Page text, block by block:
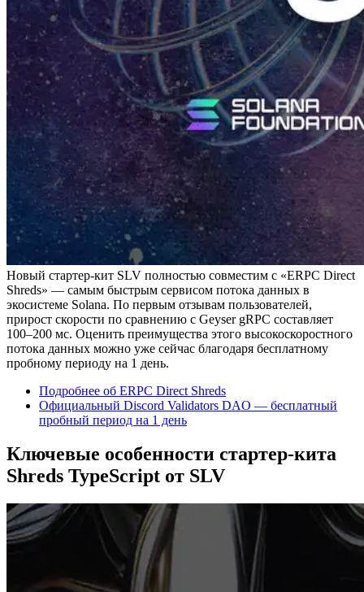
Новый стартер-кит SLV полностью совместим с «ERPC Direct
Shreds» — самым быстрым сервисом потока данных в
экосистеме Solana. По первым отзывам пользователей,
прирост скорости по сравнению с Geyser gRPC составляет
100–200 мс. Оценить преимущества этого высокоскоростного
потока данных можно уже сейчас благодаря бесплатному
пробному периоду на 1 день.
Подробнее об ERPC Direct Shreds
Официальный Discord Validators DAO — бесплатный
пробный период на 1 день
Ключевые особенности стартер-кита
Shreds TypeScript от SLV